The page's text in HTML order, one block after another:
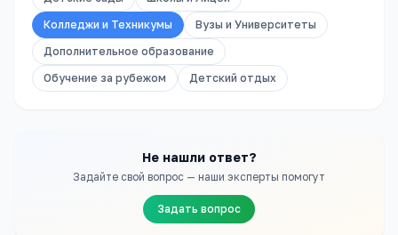
Колледжи и Техникумы
Вузы и Университеты
Дополнительное образование
Обучение за рубежом
Детский отдых
Не нашли ответ?
Задайте свой вопрос — наши эксперты помогут
Задать вопрос